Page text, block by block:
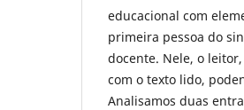
educacional com
primeira pessoa do
docente. Nele, o
com o texto lido,
Analisamos duas